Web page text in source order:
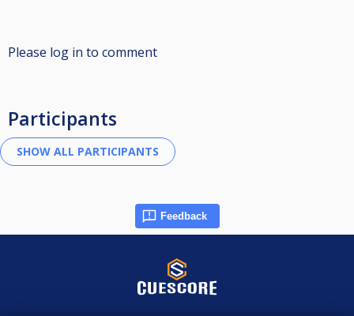
Please log in to comment
Participants
Feedback